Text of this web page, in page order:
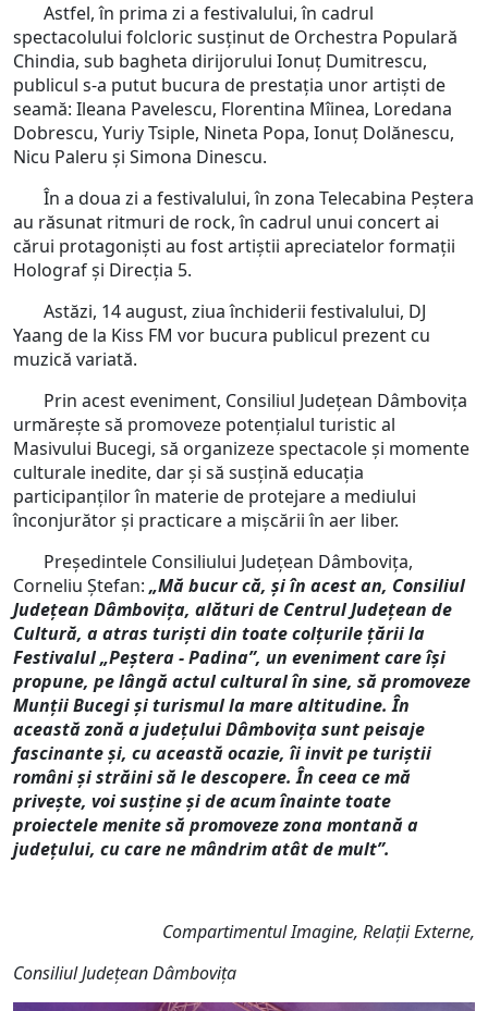
Astfel, în prima zi a festivalului, în cadrul
spectacolului folcloric susținut de Orchestra Populară
Chindia, sub bagheta dirijorului Ionuț Dumitrescu,
publicul s-a putut bucura de prestația unor artiști de
seamă: Ileana Pavelescu, Florentina Mîinea, Loredana
Dobrescu, Yuriy Tsiple, Nineta Popa, Ionuț Dolănescu,
Nicu Paleru și Simona Dinescu.
În a doua zi a festivalului, în zona Telecabina Peștera
au răsunat ritmuri de rock, în cadrul unui concert ai
cărui protagoniști au fost artiștii apreciatelor formații
Holograf și Direcția 5.
Astăzi, 14 august, ziua închiderii festivalului, DJ
Yaang de la Kiss FM vor bucura publicul prezent cu
muzică variată.
Prin acest eveniment, Consiliul Județean Dâmbovița
urmărește să promoveze potenţialul turistic al
Masivului Bucegi, să organizeze spectacole şi momente
culturale inedite, dar și să susțină educația
participanţilor în materie de protejare a mediului
înconjurător şi practicare a mişcării în aer liber.
Președintele Consiliului Județean Dâmbovița,
Corneliu Ștefan: „Mă bucur că, și în acest an, Consiliul
Judeţean Dâmboviţa, alături de Centrul Judeţean de
Cultură, a atras turiști din toate colțurile țării la
Festivalul „Peștera - Padina”, un eveniment care își
propune, pe lângă actul cultural în sine, să promoveze
Munții Bucegi și turismul la mare altitudine. În
această zonă a județului Dâmbovița sunt peisaje
fascinante și, cu această ocazie, îi invit pe turiștii
români și străini să le descopere. În ceea ce mă
privește, voi susține și de acum înainte toate
proiectele menite să promoveze zona montană a
județului, cu care ne mândrim atât de mult”.
Compartimentul Imagine, Relații Externe,
Consiliul Județean Dâmbovița